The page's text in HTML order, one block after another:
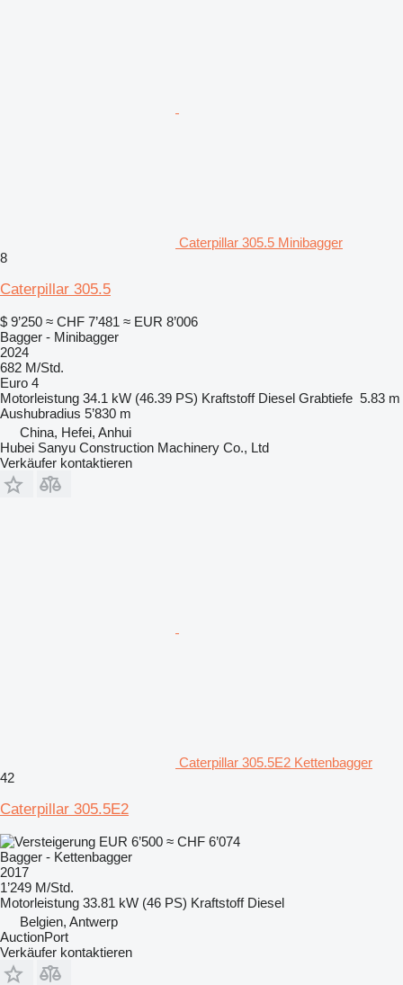
Caterpillar 305.5 Minibagger
8
Caterpillar 305.5
$ 9’250 ≈ CHF 7’481 ≈ EUR 8’006
Bagger - Minibagger
2024
682 M/Std.
Euro 4
Motorleistung 34.1 kW (46.39 PS) Kraftstoff Diesel Grabtiefe 5.83 m
Aushubradius 5’830 m
China, Hefei, Anhui
Hubei Sanyu Construction Machinery Co., Ltd
Verkäufer kontaktieren
Caterpillar 305.5E2 Kettenbagger
42
Caterpillar 305.5E2
EUR 6’500 ≈ CHF 6’074
Bagger - Kettenbagger
2017
1’249 M/Std.
Motorleistung 33.81 kW (46 PS) Kraftstoff Diesel
Belgien, Antwerp
AuctionPort
Verkäufer kontaktieren